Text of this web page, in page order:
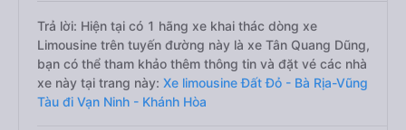
Trả lời: Hiện tại có 1 hãng xe khai thác dòng xe
Limousine trên tuyến đường này là xe Tân Quang Dũng,
bạn có thể tham khảo thêm thông tin và đặt vé các nhà
xe này tại trang này: Xe limousine Đất Đỏ - Bà Rịa-Vũng
Tàu đi Vạn Ninh - Khánh Hòa